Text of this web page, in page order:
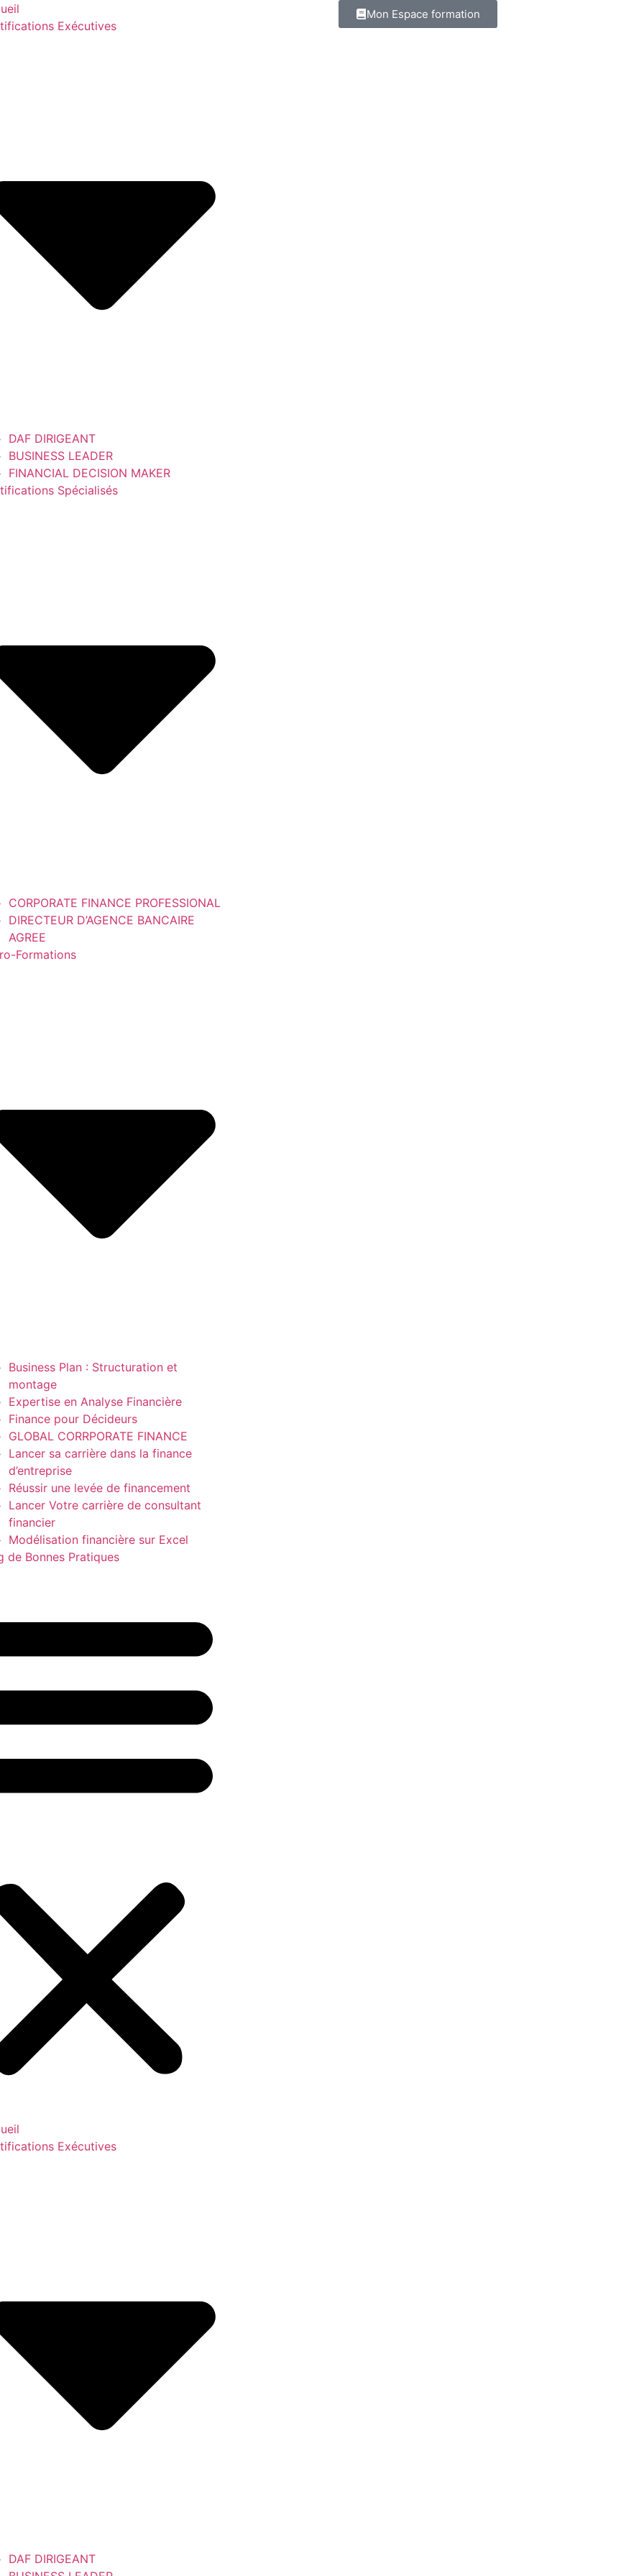
Exécutives
DAF DIRIGEANT
BUSINESS LEADER
FINANCIAL DECISION MAKER
Spécialisés
CORPORATE FINANCE PROFESSIONAL
DIRECTEUR D’AGENCE BANCAIRE
AGREE
Formations
Business Plan : Structuration et
montage
Expertise en Analyse Financière
Finance pour Décideurs
GLOBAL CORRPORATE FINANCE
Lancer sa carrière dans la finance
d’entreprise
Réussir une levée de financement
Lancer Votre carrière de consultant
financier
Modélisation financière sur Excel
de Bonnes Pratiques
Exécutives
DAF DIRIGEANT
Mon Espace formation